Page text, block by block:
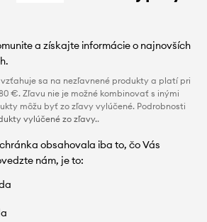
a získajte informácie o najnovších
sa na nezľavnené produkty a platí pri
€. Zľavu nie je možné kombinovať s inými
môžu byť zo zľavy vylúčené. Podrobnosti
vylúčené zo zľavy..
obsahovala iba to, čo Vás
nám, je to: